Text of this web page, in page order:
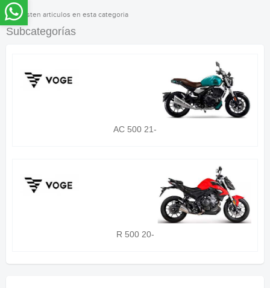
No existen articulos en esta categoria
Subcategorías
AC 500 21-
R 500 20-